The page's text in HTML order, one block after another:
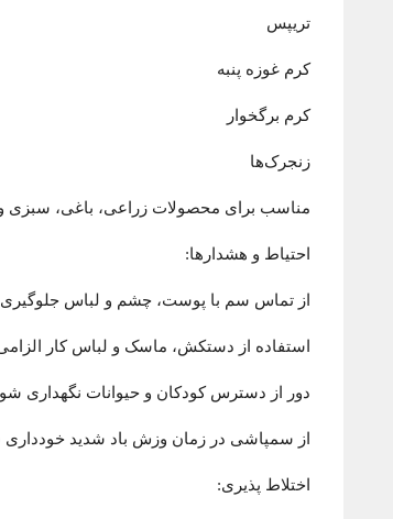
تریپس
کرم غوزه پنبه
کرم برگخوار
زنجرک‌ها
مناسب برای محصولات زراعی، باغی، سبزی و
احتیاط و هشدارها:
از تماس سم با پوست، چشم و لباس
استفاده از دستکش، ماسک و لباس کار
دور از دسترس کودکان و حیوانات نگهداری
از سمپاشی در زمان وزش باد شدید
اختلاط پذیری: